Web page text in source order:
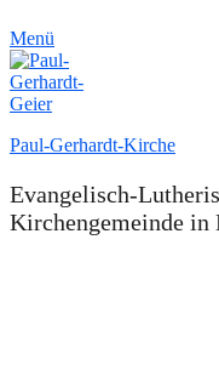
Menü
Paul-Gerhardt-Kirche
Evangelisch-
Kirchengemeinde in